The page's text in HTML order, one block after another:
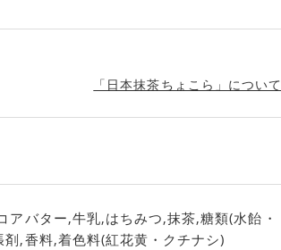
「日本抹茶ちょこら」について
バター,牛乳,はちみつ,抹茶,糖類(水飴・
,香料,着色料(紅花黄・クチナシ)